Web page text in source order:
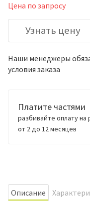
Цена по запросу
Узнать цену
Наши менеджеры
условия заказа
Платите частями
разбивайте оплату на
от 2 до 12 месяцев
Oписание